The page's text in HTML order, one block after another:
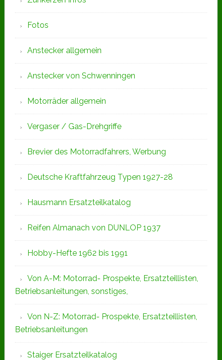
Fotos
Anstecker allgemein
Anstecker von Schwenningen
Motorräder allgemein
Vergaser / Gas-Drehgriffe
Brevier des Motorradfahrers, Werbung
Deutsche Kraftfahrzeug Typen 1927-28
Hausmann Ersatzteilkatalog
Reifen Almanach von DUNLOP 1937
Hobby-Hefte 1962 bis 1991
Von A-M: Motorrad- Prospekte, Ersatzteillisten,
Betriebsanleitungen, sonstiges,
Von N-Z: Motorrad- Prospekte, Ersatzteillisten,
Betriebsanleitungen
Staiger Ersatzteilkatalog